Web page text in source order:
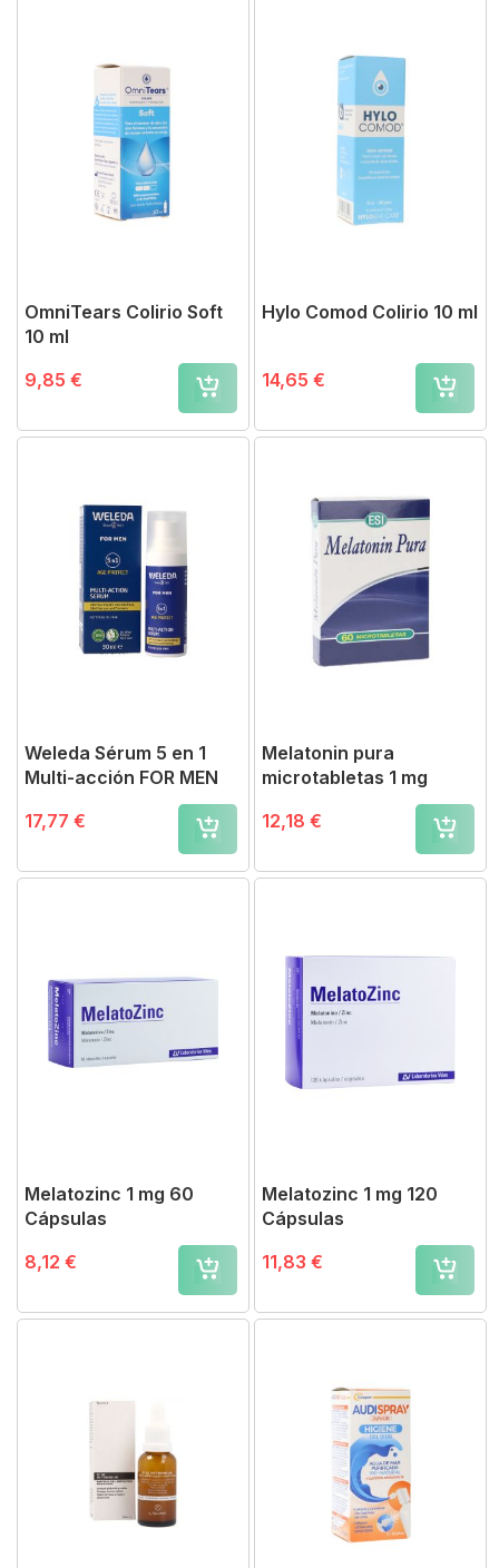
OmniTears Colirio Soft
10 ml
9,85 €
Hylo Comod Colirio 10 ml
14,65 €
Weleda Sérum 5 en 1
Multi-acción FOR MEN
17,77 €
Melatonin pura
microtabletas 1 mg
12,18 €
Melatozinc 1 mg 60
Cápsulas
8,12 €
Melatozinc 1 mg 120
Cápsulas
11,83 €